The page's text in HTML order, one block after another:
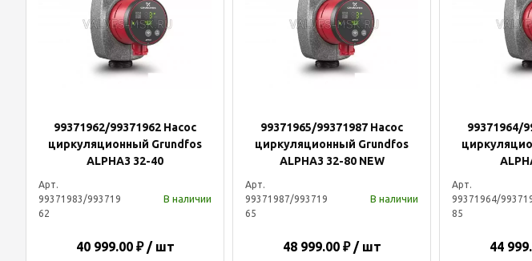
99371962/99371962 Насос
циркуляционный Grundfos
ALPHA3 32-40
Арт.
99371983/993719
62
В наличии
40 999.00 ₽ / шт
99371965/99371987 Насос
циркуляционный Grundfos
ALPHA3 32-80 NEW
Арт.
99371987/993719
65
В наличии
48 999.00 ₽ / шт
99371964/
Арт.
99371964/
85
44